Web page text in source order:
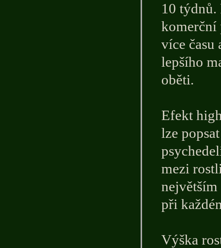
10
komerční
více času
lepšího
oběti.
Efekt
lze
mezi
při
Výška